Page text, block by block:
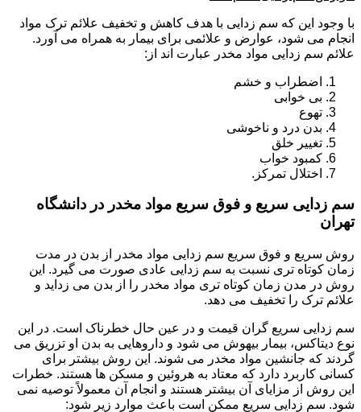
با وجود این که سم زدایی با هدف کاهش و تخفیف علائم ترک مواد
انجام می شود، عوارض و علائمی برای بیمار به همراه می آورد.
علائم سم زدایی مواد مخدر عبارت اند از:
اضطراب و خشم
بی خوابی
تهوع
بدن درد و ناخوشی
تغییر خلق
کمبود خواب
اختلال تمرکز.
سم زدایی سریع و فوق سریع مواد مخدر در دانشگاه
تهران
روش سریع و فوق سریع سم زدایی مواد مخدر از بدن در مدت
زمان کوتاه تری نسبت به سم زدایی عادی صورت می گیرد. این
روش در مدن زمان کوتاه تری مواد مخدر را از بدن می زداید و
علائم ترک را تخفیف می دهد.
سم زدایی سریع گران قیمت و در عین حال خطرناک است. در این
نوع دیتاکس، بیمار بیهوش می شود و داروهایی به بدن او تزریق می
گردند که جانشین مواد مخدر می شوند. این روش بیشتر برای
کسانی کاربرد دارد که معتاد به هروئین و مسکن ها هستند. خطرات
این روش از مزایای آن بیشتر هستند و انجام آن معمولاً توصیه نمی
شود. سم زدایی سریع ممکن است باعث موارد زیر شود: